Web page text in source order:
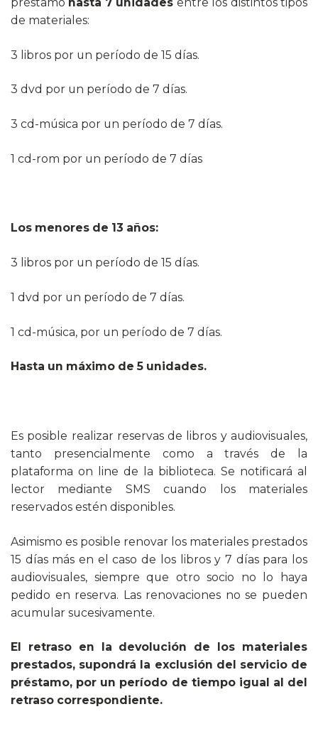
de materiales:
3 libros por un período de 15 días.
3 dvd por un período de 7 días.
3 cd-música por un período de 7 días.
1 cd-rom por un período de 7 días
Los menores de 13 años:
3 libros por un período de 15 días.
1 dvd por un período de 7 días.
1 cd-música, por un período de 7 días.
Hasta un máximo de 5 unidades.
Es posible realizar reservas de libros y audiovisuales,
tanto presencialmente como a través de la
plataforma on line de la biblioteca. Se notificará al
lector mediante SMS cuando los materiales
reservados estén disponibles.
Asimismo es posible renovar los materiales prestados
15 días más en el caso de los libros y 7 días para los
audiovisuales, siempre que otro socio no lo haya
pedido en reserva. Las renovaciones no se pueden
acumular sucesivamente.
El retraso en la devolución de los materiales
prestados, supondrá la exclusión del servicio de
préstamo, por un período de tiempo igual al del
retraso correspondiente.